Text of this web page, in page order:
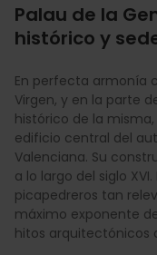
Palau de la
histórico y
En perfecta armonía
Virgen, y en la parte
histórico de la
edificio central del
Valenciana. Su
a lo largo del siglo
picapedreros tan
máximo exponente
hitos arquitectónicos